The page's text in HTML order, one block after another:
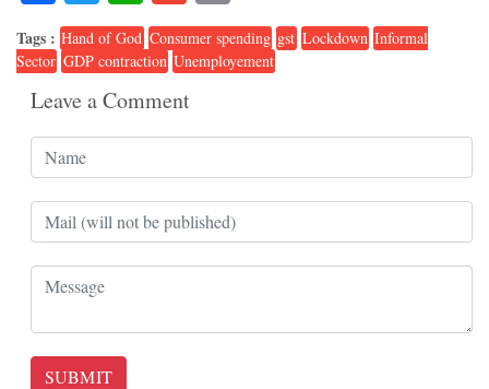
Tags : Hand of God Consumer spending gst Lockdown Informal
Sector GDP contraction Unemployement
Leave a Comment
SUBMIT